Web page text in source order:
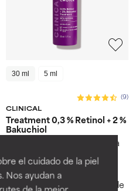
el cuidado de la piel
Nos ayudan a
30 ml 5 ml
CLINICAL
(9)
Treatment 0,3 % Retinol + 2 %
Bakuchiol
Mejora el tono y la textura
de la piel
Reduce las manchas
Reduce arrugas y líneas de